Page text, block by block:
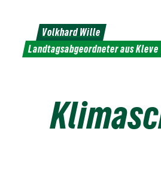
Inhalt
Volkhard Wille
Landtagsabgeordneter aus Kleve